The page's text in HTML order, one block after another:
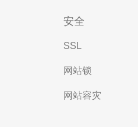
安全
SSL
网站锁
网站容灾